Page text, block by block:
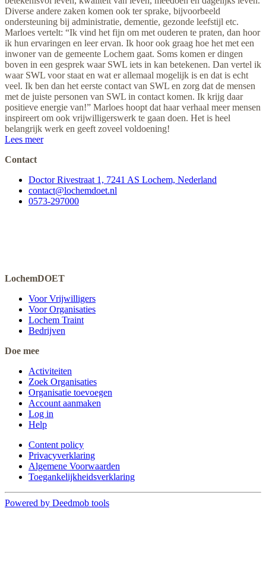
Diverse andere zaken komen ook ter sprake, bijvoorbeeld
ondersteuning bij administratie, dementie, gezonde leefstijl etc.
Marloes vertelt: “Ik vind het fijn om met ouderen te praten, dan hoor
ik hun ervaringen en leer ervan. Ik hoor ook graag hoe het met een
inwoner van de gemeente Lochem gaat. Soms komen er dingen
boven in een gesprek waar SWL iets in kan betekenen. Dan vertel ik
waar SWL voor staat en wat er allemaal mogelijk is en dat is echt
veel. Ik ben dan het eerste contact van SWL en zorg dat de mensen
met de juiste personen van SWL in contact komen. Ik krijg daar
positieve energie van!” Marloes hoopt dat haar verhaal meer mensen
inspireert om ook vrijwilligerswerk te gaan doen. Het is heel
belangrijk werk en geeft zoveel voldoening!
Lees meer
Contact
Doctor Rivestraat 1, 7241 AS Lochem, Nederland
contact@lochemdoet.nl
0573-297000
LochemDOET
Voor Vrijwilligers
Voor Organisaties
Lochem Traint
Bedrijven
Doe mee
Activiteiten
Zoek Organisaties
Organisatie toevoegen
Account aanmaken
Log in
Help
Content policy
Privacyverklaring
Algemene Voorwaarden
Toegankelijkheidsverklaring
Powered by Deedmob tools